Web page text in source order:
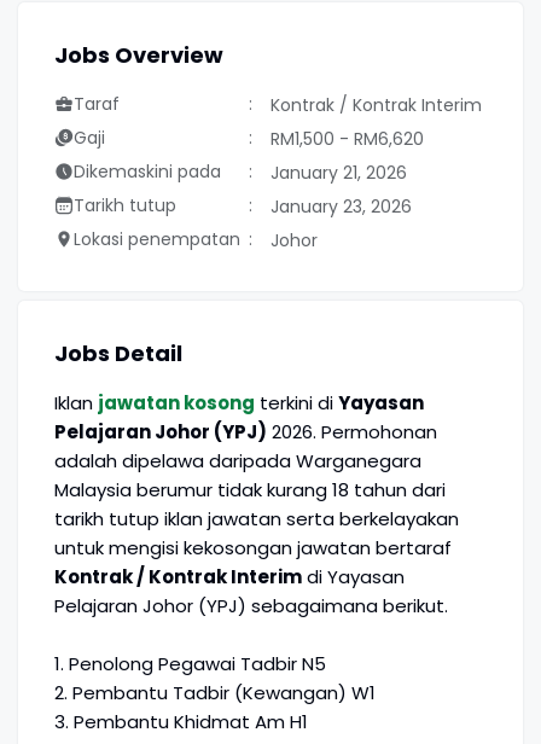
Jobs Overview
Taraf
Kontrak / Kontrak Interim
Gaji
RM1,500 - RM6,620
Dikemaskini pada
January 21, 2026
Tarikh tutup
January 23, 2026
Lokasi penempatan
Johor
Jobs Detail
Iklan jawatan kosong terkini diYayasan
Pelajaran Johor (YPJ) 2026. Permohonan
adalah dipelawa daripada Warganegara
Malaysia berumur tidak kurang 18 tahun dari
tarikh tutup iklan jawatan serta berkelayakan
untuk mengisi kekosongan jawatan bertaraf
Kontrak / Kontrak Interimdi Yayasan
Pelajaran Johor (YPJ) sebagaimana berikut.
1. Penolong Pegawai Tadbir N5
2. Pembantu Tadbir (Kewangan) W1
3. Pembantu Khidmat Am H1